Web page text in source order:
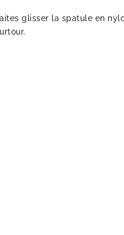
glisser la spatule en